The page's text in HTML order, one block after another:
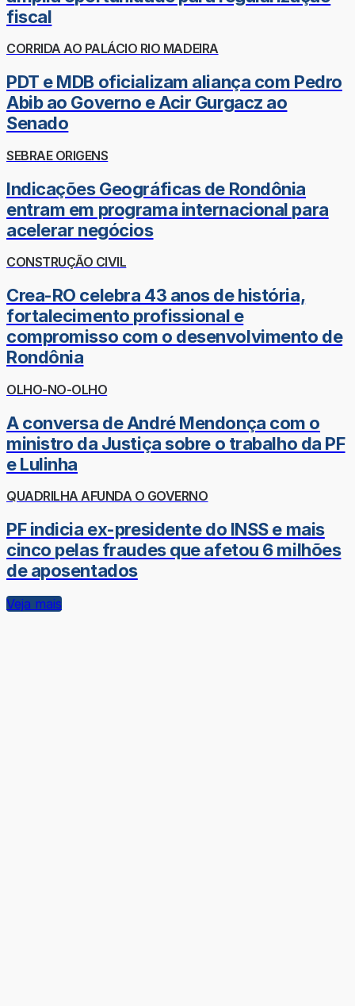
fiscal
CORRIDA AO PALÁCIO RIO MADEIRA
PDT e MDB oficializam aliança com Pedro
Abib ao Governo e Acir Gurgacz ao
Senado
SEBRAE ORIGENS
Indicações Geográficas de Rondônia
entram em programa internacional para
acelerar negócios
CONSTRUÇÃO CIVIL
Crea-RO celebra 43 anos de história,
fortalecimento profissional e
compromisso com o desenvolvimento de
Rondônia
OLHO-NO-OLHO
A conversa de André Mendonça com o
ministro da Justiça sobre o trabalho da PF
e Lulinha
QUADRILHA AFUNDA O GOVERNO
PF indicia ex-presidente do INSS e mais
cinco pelas fraudes que afetou 6 milhões
de aposentados
Veja mais